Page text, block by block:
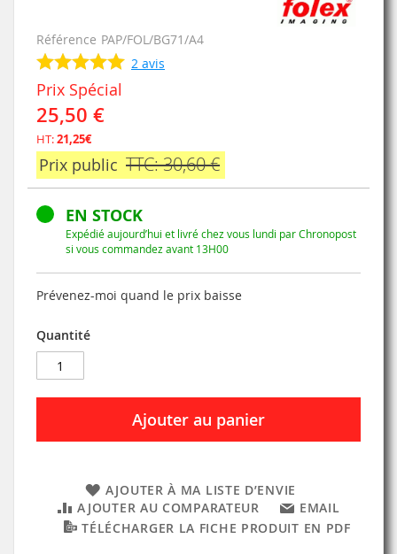
Référence PAP/FOL/BG71/A4
2 avis
Prix Spécial
25,50 €
HT:21,25€
Prix public TTC: 30,60 €
EN STOCK
Expédié aujourd’hui et livré chez vous lundi par Chronopost
si vous commandez avant 13H00
Prévenez-moi quand le prix baisse
Quantité
Ajouter au panier
AJOUTER À MA LISTE D’ENVIE
AJOUTER AU COMPARATEUR
EMAIL
TÉLÉCHARGER LA FICHE PRODUIT EN PDF
gallery